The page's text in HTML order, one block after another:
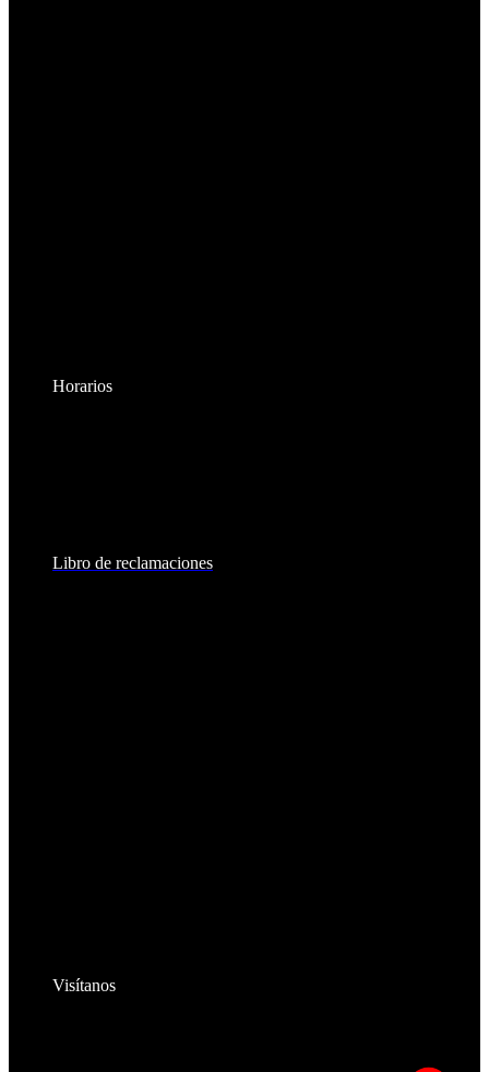
Horarios
Libro de reclamaciones
Visítanos